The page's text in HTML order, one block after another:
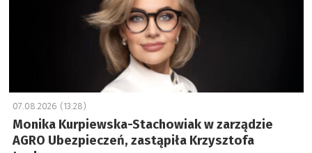
07.08.2026 (13:28)
Monika Kurpiewska-Stachowiak w zarządzie
AGRO Ubezpieczeń, zastąpiła Krzysztofa